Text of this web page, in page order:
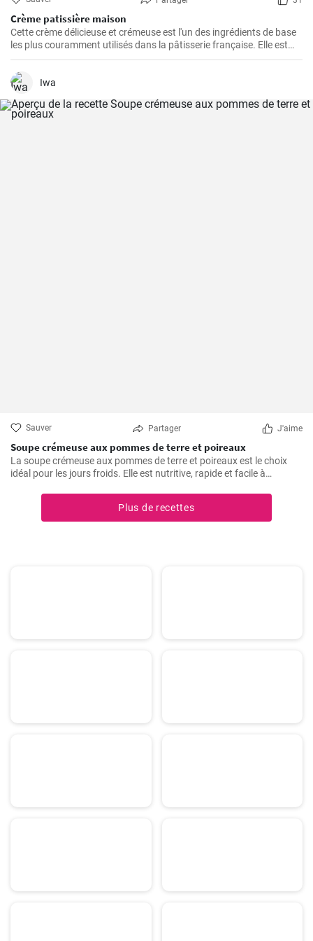
Crème patissière maison
Cette crème délicieuse et crémeuse est l'un des ingrédients de base
les plus couramment utilisés dans la pâtisserie française. Elle est
utilisée dans une grande variété de desserts tels que les éclairs, les
tartes, les choux à la crème, les chaussons...
Iwa
Sauver Partager J'aime
Soupe crémeuse aux pommes de terre et poireaux
La soupe crémeuse aux pommes de terre et poireaux est le choix
idéal pour les jours froids. Elle est nutritive, rapide et facile à
Plus de recettes